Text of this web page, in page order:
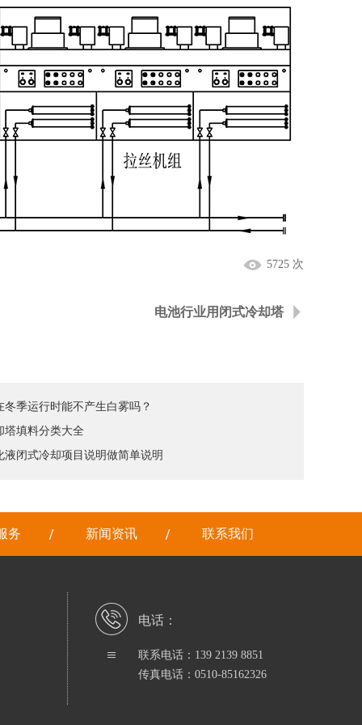
5725 次
电池行业用闭式冷却塔
冬季运行时能不产生白雾吗？
塔填料分类大全
液闭式冷却项目说明做简单说明
务 新闻资讯 联系我们
电话：
联系电话：139 2139 8851
传真电话：0510-85162326